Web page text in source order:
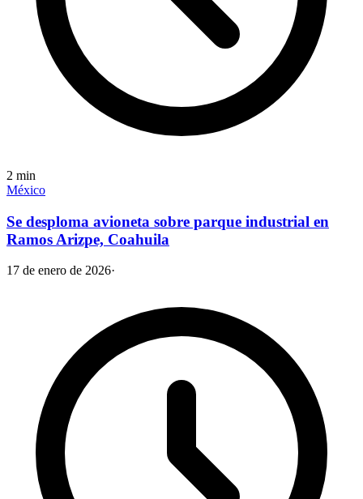
2 min
México
Se desploma avioneta sobre parque industrial en
Ramos Arizpe, Coahuila
17 de enero de 2026·